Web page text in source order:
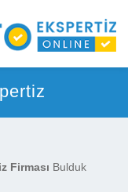
Firması Bulduk